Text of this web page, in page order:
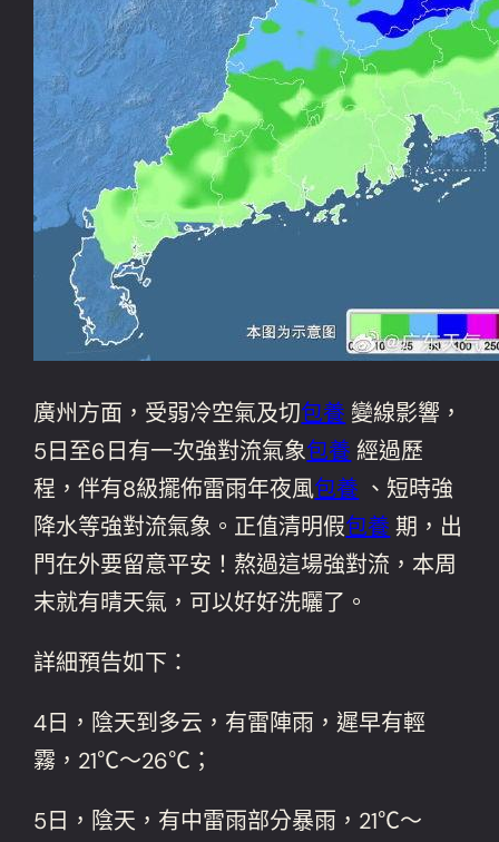
廣州方面，受弱冷空氣及切包養 變線影響，
5日至6日有一次強對流氣象包養 經過歷
程，伴有8級擺佈雷雨年夜風包養 、短時強
降水等強對流氣象。正值清明假包養 期，出
門在外要留意平安！熬過這場強對流，本周
末就有晴天氣，可以好好洗曬了。
詳細預告如下：
4日，陰天到多云，有雷陣雨，遲早有輕
霧，21℃～26℃；
5日，陰天，有中雷雨部分暴雨，21℃～